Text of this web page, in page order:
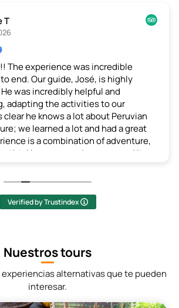
T
The experience was incredible
end. Our guide, José, is highly
was incredibly helpful and
adapting the activities to our
clear he knows a lot about Peruvian
we learned a lot and had a great
is a combination of adventure,
scenery. I recommend it
Verified by Trustindex
Nuestros tours
experiencias alternativas que te pueden
interesar.